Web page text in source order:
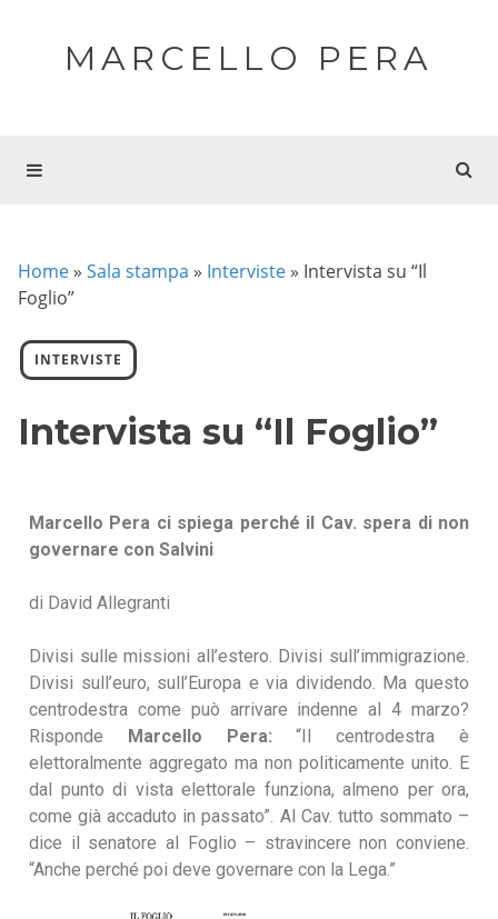
MARCELLO PERA
Home » Sala stampa » Interviste » Intervista su “Il
Foglio”
INTERVISTE
Intervista su “Il Foglio”
Marcello Pera ci spiega perché il Cav. spera di non
governare con Salvini
di David Allegranti
Divisi sulle missioni all’estero. Divisi sull’immigrazione.
Divisi sull’euro, sull’Europa e via dividendo. Ma questo
centrodestra come può arrivare indenne al 4 marzo?
Risponde Marcello Pera: “Il centrodestra è
elettoralmente aggregato ma non politicamente unito. E
dal punto di vista elettorale funziona, almeno per ora,
come già accaduto in passato”. Al Cav. tutto sommato –
dice il senatore al Foglio – stravincere non conviene.
“Anche perché poi deve governare con la Lega.”